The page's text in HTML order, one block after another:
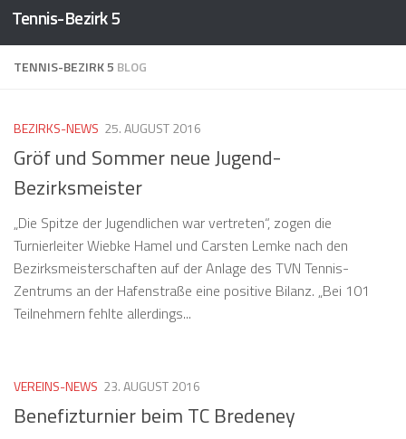
Zum Inhalt springen
Tennis-Bezirk 5
TENNIS-BEZIRK 5 BLOG
BEZIRKS-NEWS 25. AUGUST 2016
Gröf und Sommer neue Jugend-
Bezirksmeister
„Die Spitze der Jugendlichen war vertreten“, zogen die
Turnierleiter Wiebke Hamel und Carsten Lemke nach den
Bezirksmeisterschaften auf der Anlage des TVN Tennis-
Zentrums an der Hafenstraße eine positive Bilanz. „Bei 101
Teilnehmern fehlte allerdings...
VEREINS-NEWS 23. AUGUST 2016
Benefizturnier beim TC Bredeney